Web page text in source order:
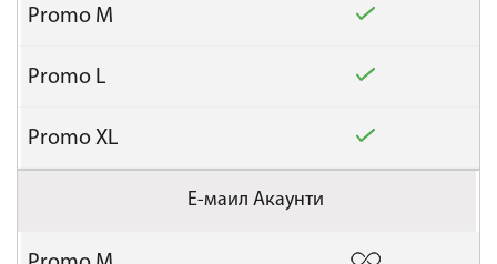
Е-маил Акаунти